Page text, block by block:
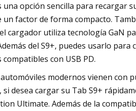
una opción sencilla para recargar
un factor de forma compacto.
cargador utiliza tecnología GaN
del S9+, puedes usarlo
con USB PD.
modernos vienen con
si desea cargar su Tab S9+
Ultimate. Además de la